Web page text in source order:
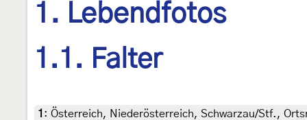
1. Lebendfotos
1.1. Falter
1 : Österreich, Niederösterreich, Schwarzau/Stf.,